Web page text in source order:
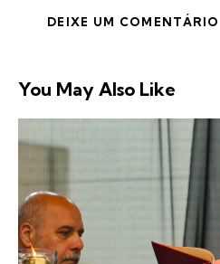
You May Also Like